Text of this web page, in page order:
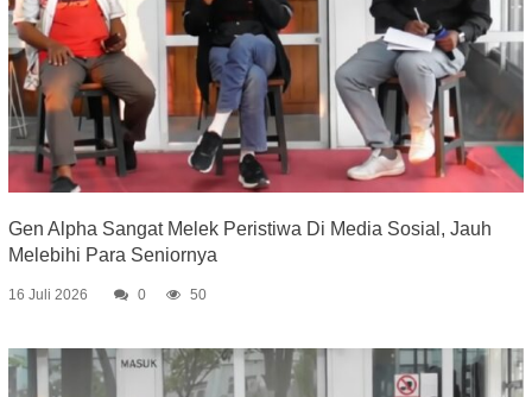
Gen Alpha Sangat Melek Peristiwa Di Media Sosial, Jauh
Melebihi Para Seniornya
16 Juli 2026 0 50